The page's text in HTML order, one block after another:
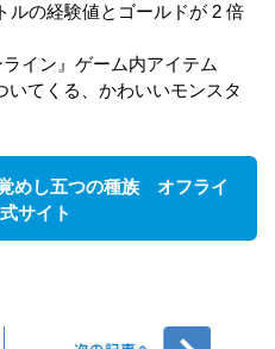
ルの経験値とゴールドが 2 倍
イン』ゲーム内アイテム
いてくる、かわいいモンスタ
めし五つの種族 オフライ
サイト